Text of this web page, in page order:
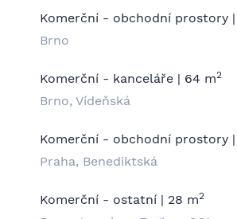
Komerční - obchodní prostory
Brno
Komerční - kanceláře | 64 m2
Brno, Vídeňská
Komerční - obchodní prostory
Praha, Benediktská
Komerční - ostatní | 28 m2